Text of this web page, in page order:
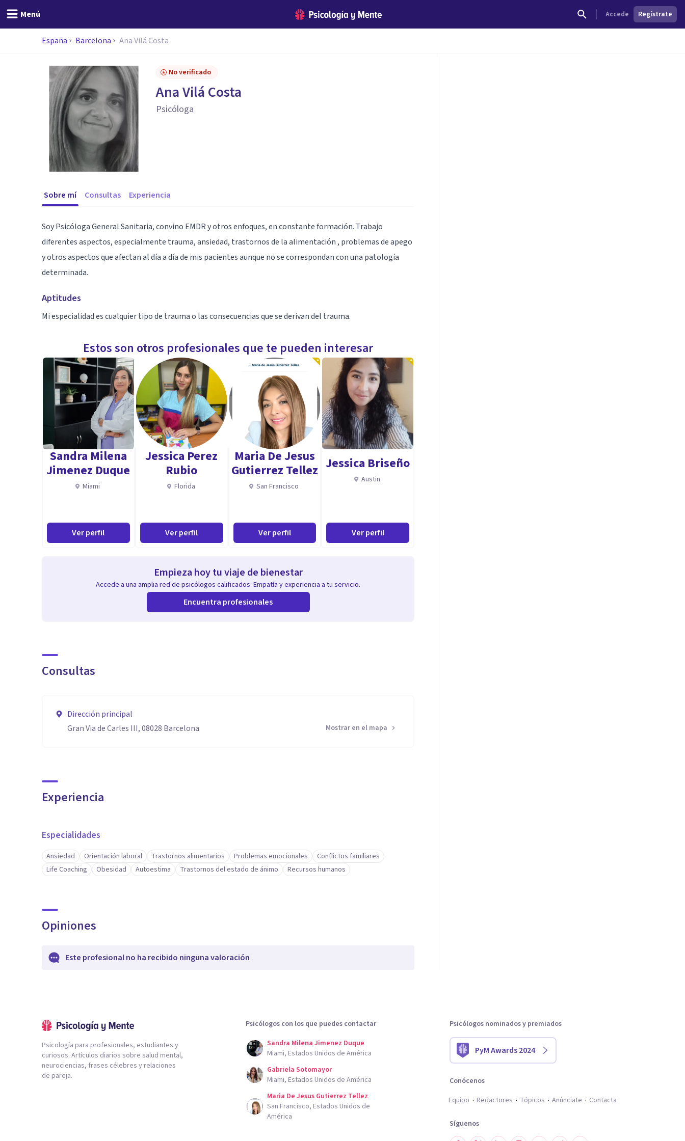
Menú Accede Regístrate
España Barcelona Ana Vilá Costa
No verificado
Ana Vilá Costa
Psicóloga
Sobre mí Consultas Experiencia
Soy Psicóloga General Sanitaria, convino EMDR y otros enfoques, en constante formación. Trabajo
diferentes aspectos, especialmente trauma, ansiedad, trastornos de la alimentación , problemas de apego
y otros aspectos que afectan al día a día de mis pacientes aunque no se correspondan con una patología
determinada.
Aptitudes
Mi especialidad es cualquier tipo de trauma o las consecuencias que se derivan del trauma.
Estos son otros profesionales que te pueden interesar
Sandra Milena
Jimenez Duque
Miami
Ver perfil
Jessica Perez
Rubio
Florida
Ver perfil
Maria De Jesus
Gutierrez Tellez
San Francisco
Ver perfil
Jessica Briseño
Austin
Ver perfil
Empieza hoy tu viaje de bienestar
Accede a una amplia red de psicólogos calificados. Empatía y experiencia a tu servicio.
Encuentra profesionales
Consultas
Dirección principal
Gran Via de Carles III, 08028 Barcelona
Mostrar en el mapa
Experiencia
Especialidades
Ansiedad Orientación laboral Trastornos alimentarios Problemas emocionales
Conflictos familiares
Life Coaching
Obesidad Autoestima Trastornos del estado de ánimo Recursos humanos
Opiniones
Este profesional no ha recibido ninguna valoración
Psicología para profesionales, estudiantes y
curiosos. Artículos diarios sobre salud mental,
neurociencias, frases célebres y relaciones
de pareja.
Psicólogos con los que puedes contactar
Sandra Milena Jimenez Duque
Miami, Estados Unidos de América
Gabriela Sotomayor
Miami, Estados Unidos de América
Maria De Jesus Gutierrez Tellez
San Francisco, Estados Unidos de
América
Psicólogos nominados y premiados
PyM Awards 2024
Conócenos
Equipo
Redactores Tópicos Anúnciate Contacta
Síguenos